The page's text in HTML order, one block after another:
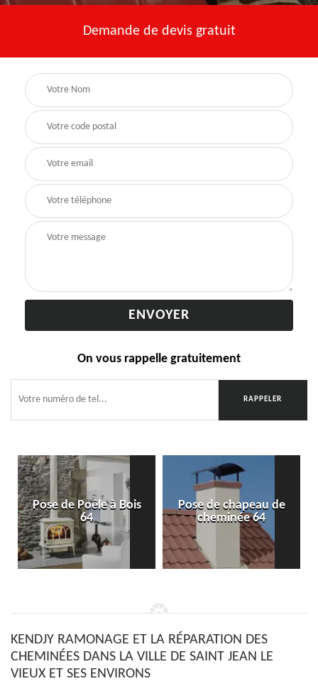
Demande de devis gratuit
On vous rappelle gratuitement
Pose de Poêle à Bois
64
Pose de chapeau de
cheminée 64
KENDJY RAMONAGE ET LA RÉPARATION DES
CHEMINÉES DANS LA VILLE DE SAINT JEAN LE
VIEUX ET SES ENVIRONS